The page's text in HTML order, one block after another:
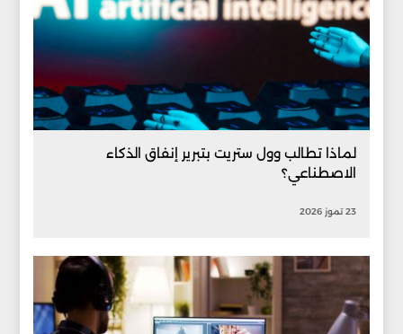
لماذا تطالب وول ستريت بتبرير إنفاق الذكاء
الاصطناعي؟
23 تموز 2026